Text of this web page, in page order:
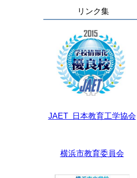
リンク集
JAET 日本教育工学協会
横浜市教育委員会